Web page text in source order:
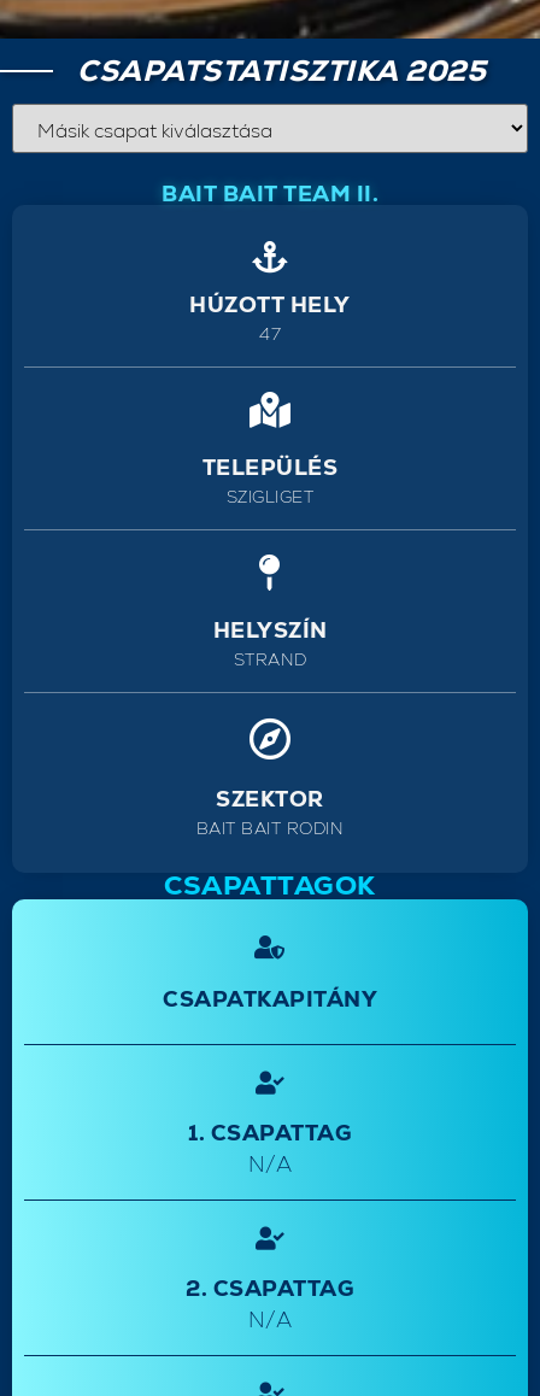
CSAPATSTATISZTIKA 2025
BAIT BAIT TEAM II.
HÚZOTT HELY
47
TELEPÜLÉS
SZIGLIGET
HELYSZÍN
STRAND
SZEKTOR
BAIT BAIT RODIN
CSAPATTAGOK
CSAPATKAPITÁNY
1. CSAPATTAG
N/A
2. CSAPATTAG
N/A